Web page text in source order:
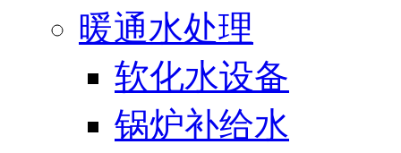
暖通水处理
软化水设备
锅炉补给水